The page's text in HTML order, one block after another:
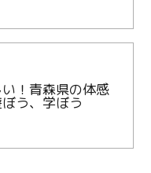
！青森県の体感
う、学ぼう